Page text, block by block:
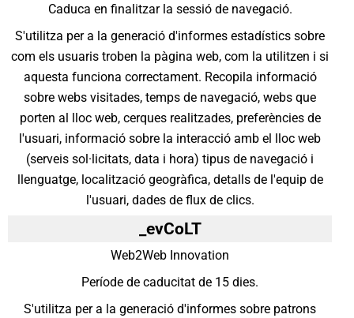
Caduca en finalitzar la sessió de navegació.
S'utilitza per a la generació d'informes estadístics sobre
com els usuaris troben la pàgina web, com la utilitzen i si
aquesta funciona correctament. Recopila informació
sobre webs visitades, temps de navegació, webs que
porten al lloc web, cerques realitzades, preferències de
l'usuari, informació sobre la interacció amb el lloc web
(serveis sol·licitats, data i hora) tipus de navegació i
llenguatge, localització geogràfica, detalls de l'equip de
l'usuari, dades de flux de clics.
_evCoLT
Web2Web Innovation
Període de caducitat de 15 dies.
S'utilitza per a la generació d'informes sobre patrons